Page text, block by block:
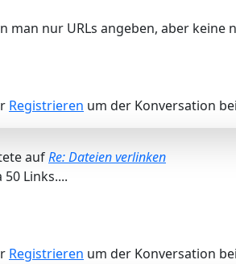
man nur URLs angeben, aber keine
Registrieren um der Konversation
aufRe: Dateien verlinken
Links....
Registrieren um der Konversation